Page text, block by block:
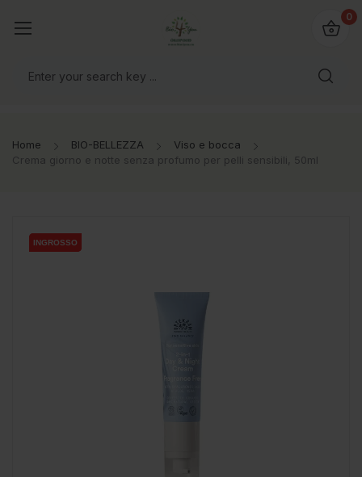
mondo!
0
Home BIO-BELLEZZA
Viso e bocca
Crema giorno e notte senza profumo per pelli sensibili, 50ml
INGROSSO
INGROSSO